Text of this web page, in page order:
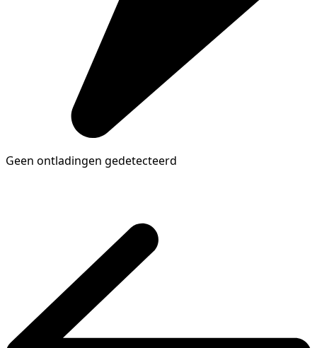
Geen ontladingen gedetecteerd